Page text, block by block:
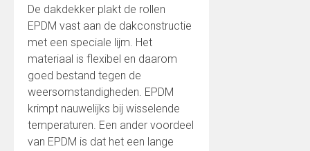
De dakdekker plakt de rollen
EPDM vast aan de dakconstructie
met een speciale lijm. Het
materiaal is flexibel en daarom
goed bestand tegen de
weersomstandigheden. EPDM
krimpt nauwelijks bij wisselende
temperaturen. Een ander voordeel
van EPDM is dat het een lange